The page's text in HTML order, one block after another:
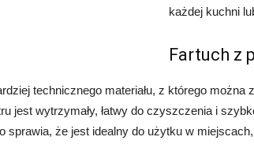
każdej kuchni
Fartuch z
technicznego materiału, z którego można
jest wytrzymały, łatwy do czyszczenia i
sprawia, że jest idealny do użytku w